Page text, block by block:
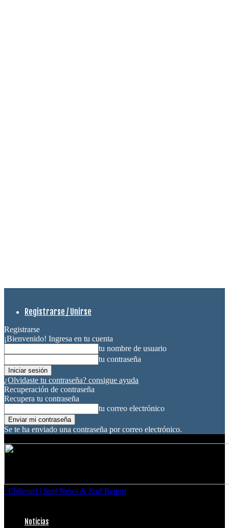
Registrarse / Unirse
Registrarse
¡Bienvenido! Ingresa en tu cuenta
tu nombre de usuario
tu contraseña
¿Olvidaste tu contraseña? consigue ayuda
Recuperación de contraseña
Recupera tu contraseña
tu correo electrónico
Se te ha enviado una contraseña por correo electrónico.
Chilesurf | Surf News & Surf Report
Noticias